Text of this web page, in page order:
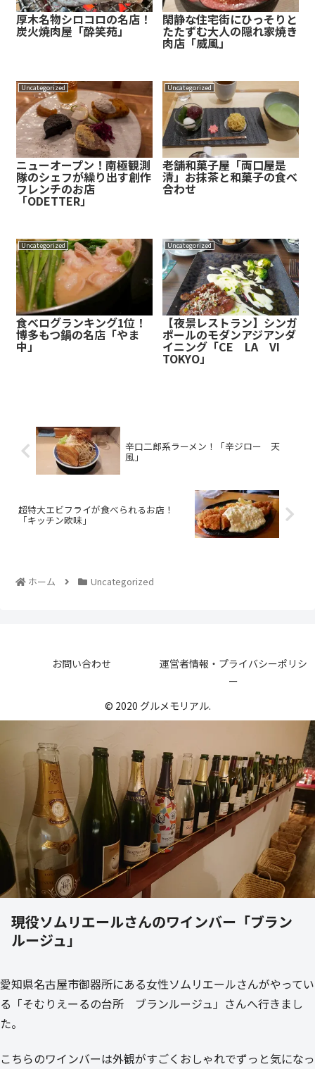
厚木名物シロコロの名店！
炭火焼肉屋「酔笑苑」
閑静な住宅街にひっそりと
たたずむ大人の隠れ家焼き
肉店「威風」
Uncategorized
ニューオープン！南極観測
隊のシェフが繰り出す創作
フレンチのお店
「ODETTER」
Uncategorized
老舗和菓子屋「両口屋是
清」お抹茶と和菓子の食べ
合わせ
Uncategorized
食べログランキング1位！
博多もつ鍋の名店「やま
中」
Uncategorized
【夜景レストラン】シンガ
ポールのモダンアジアンダ
イニング「CE LA VI
TOKYO」
辛口二郎系ラーメン！「辛ジロー 天
風」
超特大エビフライが食べられるお店！
「キッチン欧味」
ホーム Uncategorized
お問い合わせ
運営者情報・プライバシーポリシ
ー
© 2020 グルメモリアル.
現役ソムリエールさんのワインバー「ブラン
ルージュ」
愛知県名古屋市御器所にある女性ソムリエールさんがやってい
る「そむりえーるの台所 ブランルージュ」さんへ行きまし
た。
こちらのワインバーは外観がすごくおしゃれでずっと気になっ